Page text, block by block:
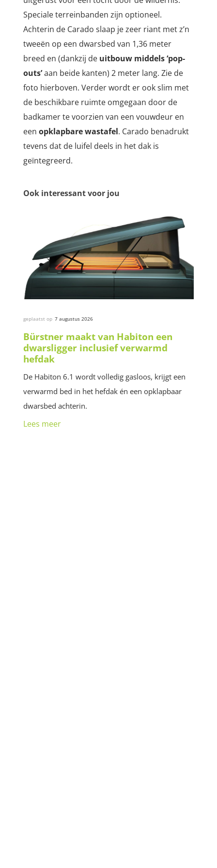
Speciale terreinbanden zijn optioneel.
Achterin de Carado slaap je zeer riant met z’n
tweeën op een dwarsbed van 1,36 meter
breed en (dankzij de uitbouw middels ‘pop-
outs’aan beide kanten) 2 meter lang. Zie de
foto hierboven. Verder wordt er ook slim met
de beschikbare ruimte omgegaan door de
badkamer te voorzien van een vouwdeur en
een opklapbare wastafel. Carado benadrukt
tevens dat de luifel deels in het dak is
geïntegreerd.
Ook interessant voor jou
geplaatst op 7 augustus 2026
Bürstner maakt van Habiton een
dwarsligger inclusief verwarmd
hefdak
De Habiton 6.1 wordt volledig gasloos, krijgt een
verwarmd bed in het hefdak én een opklapbaar
dwarsbed achterin.
Lees meer